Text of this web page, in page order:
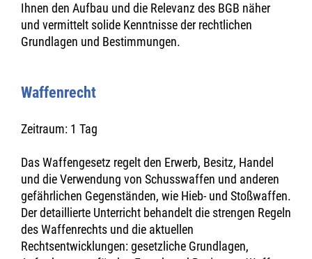
Ihnen den Aufbau und die Relevanz des BGB näher
und vermittelt solide Kenntnisse der rechtlichen
Grundlagen und Bestimmungen.
Waffenrecht
Zeitraum: 1 Tag
Das Waffengesetz regelt den Erwerb, Besitz, Handel
und die Verwendung von Schusswaffen und anderen
gefährlichen Gegenständen, wie Hieb- und Stoßwaffen.
Der detaillierte Unterricht behandelt die strengen Regeln
des Waffenrechts und die aktuellen
Rechtsentwicklungen: gesetzliche Grundlagen,